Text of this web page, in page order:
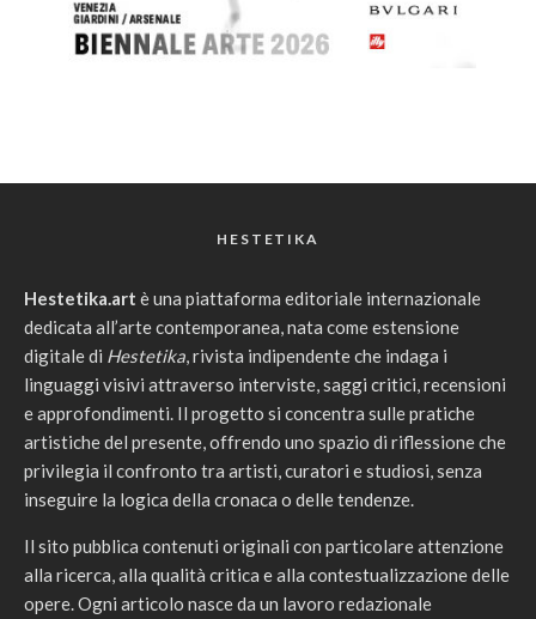
HESTETIKA
Hestetika.art è una piattaforma editoriale internazionale
dedicata all’arte contemporanea, nata come estensione
digitale di Hestetika, rivista indipendente che indaga i
linguaggi visivi attraverso interviste, saggi critici, recensioni
e approfondimenti. Il progetto si concentra sulle pratiche
artistiche del presente, offrendo uno spazio di riflessione che
privilegia il confronto tra artisti, curatori e studiosi, senza
inseguire la logica della cronaca o delle tendenze.
Il sito pubblica contenuti originali con particolare attenzione
alla ricerca, alla qualità critica e alla contestualizzazione delle
opere. Ogni articolo nasce da un lavoro redazionale